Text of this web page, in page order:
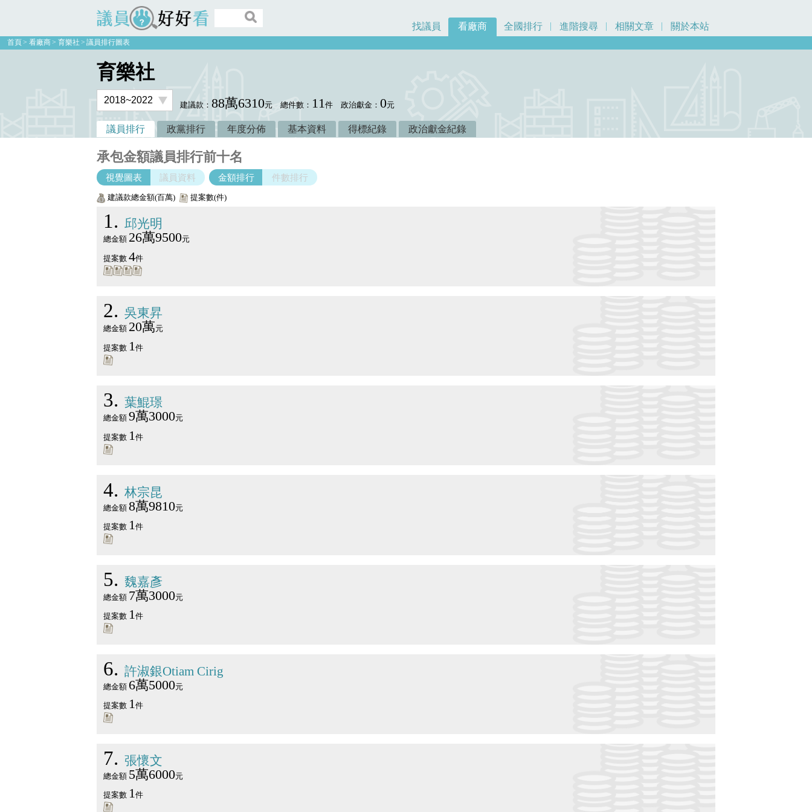
議員好好看
找議員 看廠商 全國排行 進階搜尋 相關文章 關於本站
首頁 看廠商 育樂社 議員排行圖表
育樂社
建議款：88萬6310元 總件數： 11件 政治獻金：0元
議員排行 政黨排行 年度分佈 基本資料 得標紀錄 政治獻金紀錄
承包金額議員排行前十名
視覺圖表 議員資料 金額排行 件數排行
建議款總金額(百萬) 提案數(件)
1 邱光明
總金額 26萬9500元
提案數4件
2 吳東昇
總金額 20萬元
提案數 1件
3 葉鯤璟
總金額9萬3000元
提案數 1件
4 林宗昆
總金額8萬9810元
提案數 1件
5 魏嘉彥
總金額 7萬3000元
提案數 1件
6 許淑銀Otiam Cirig
總金額 6萬5000元
提案數 1件
7 張懷文
總金額 5萬6000元
提案數 1件